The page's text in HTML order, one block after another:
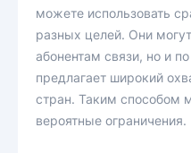
можете использовать
разных целей. Они
абонентам связи, но и
предлагает широкий
стран. Таким способом
вероятные ограничения.